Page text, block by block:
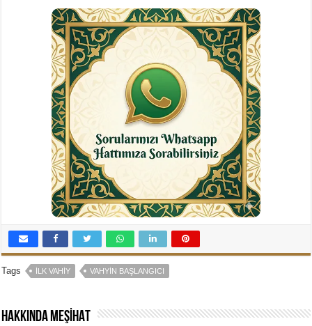
Tags İLK VAHIY VAHYIN BAŞLANGICI
Hakkında MEŞİHAT